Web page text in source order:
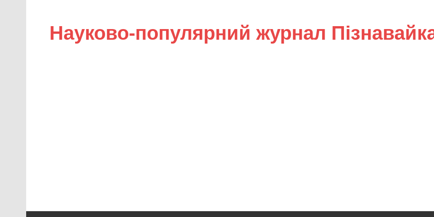
Науково-популярний журнал